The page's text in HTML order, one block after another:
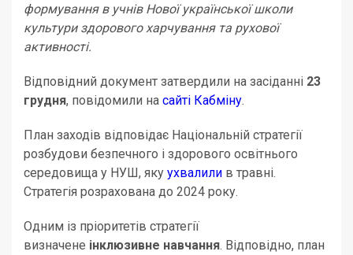
формування в учнів Нової української школи
культури здорового харчування та рухової
активності.
Відповідний документ затвердили на засіданні 23
грудня, повідомили на сайті Кабміну.
План заходів відповідає Національній стратегії
розбудови безпечного і здорового освітнього
середовища у НУШ, яку ухвалили в травні.
Стратегія розрахована до 2024 року.
Одним із пріоритетів стратегії
визначене інклюзивне навчання. Відповідно, план